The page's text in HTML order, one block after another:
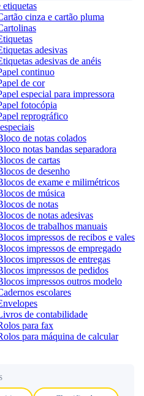
etiquetas
cinza e cartão pluma
adesivas
adesivas de anéis
continuo
de cor
especial para impressora
fotocópia
reprográfico
de notas colados
notas bandas separadora
de cartas
de desenho
de exame e milimétricos
de música
de notas
de notas adesivas
de trabalhos manuais
impressos de recibos e vales
impressos de empregado
impressos de entregas
impressos de pedidos
impressos outros modelo
escolares
de contabilidade
para fax
para máquina de calcular